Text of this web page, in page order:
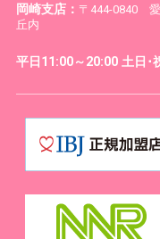
岡崎支店： 〒444-0840 愛
丘内
平日11:00～20:00 土日･